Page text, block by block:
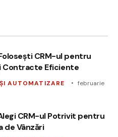
CRM-ul pentru
Contracte Eficiente
AUTOMATIZARE
februarie
CRM-ul Potrivit pentru
de Vânzări